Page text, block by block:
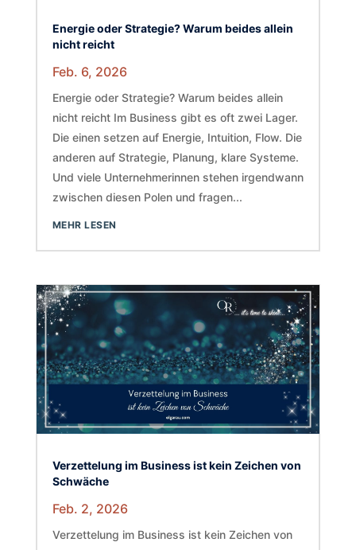
Energie oder Strategie? Warum beides allein
nicht reicht
Feb. 6, 2026
Energie oder Strategie? Warum beides allein
nicht reicht Im Business gibt es oft zwei Lager.
Die einen setzen auf Energie, Intuition, Flow. Die
anderen auf Strategie, Planung, klare Systeme.
Und viele Unternehmerinnen stehen irgendwann
zwischen diesen Polen und fragen...
MEHR LESEN
Verzettelung im Business ist kein Zeichen von
Schwäche
Feb. 2, 2026
Verzettelung im Business ist kein Zeichen von